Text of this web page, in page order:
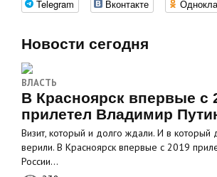
Telegram Вконтакте
Новости сегодня
ВЛАСТЬ
В Красноярск впервые с
прилетел Владимир
Визит, который и долго ждали. И в который
верили. В Красноярск впервые с 2019
России…